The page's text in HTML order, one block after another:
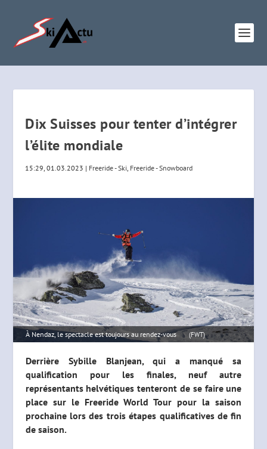
Dix Suisses pour tenter d’intégrer
l’élite mondiale
15:29, 01.03.2023 | Freeride - Ski, Freeride - Snowboard
À Nendaz, le spectacle est toujours au rendez-vous (FWT)
Derrière Sybille Blanjean, qui a manqué sa
qualification pour les finales, neuf autre
représentants helvétiques tenteront de se faire une
place sur le Freeride World Tour pour la saison
prochaine lors des trois étapes qualificatives de fin
de saison.